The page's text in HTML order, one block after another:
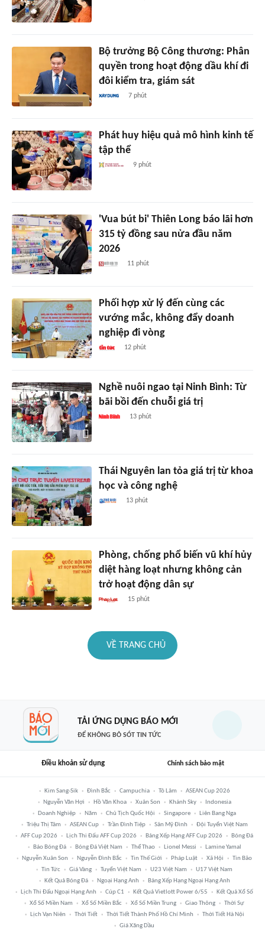
Bộ trưởng Bộ Công thương: Phân
quyền trong hoạt động dầu khí đi
đôi kiểm tra, giám sát
7 phút
Phát huy hiệu quả mô hình kinh tế
tập thể
9 phút
'Vua bút bi' Thiên Long báo lãi hơn
315 tỷ đồng sau nửa đầu năm
2026
11 phút
Phối hợp xử lý đến cùng các
vướng mắc, không đẩy doanh
nghiệp đi vòng
12 phút
Nghề nuôi ngao tại Ninh Bình: Từ
bãi bồi đến chuỗi giá trị
13 phút
Thái Nguyên lan tỏa giá trị từ khoa
học và công nghệ
13 phút
Phòng, chống phổ biến vũ khí hủy
diệt hàng loạt nhưng không cản
trở hoạt động dân sự
15 phút
VỀ TRANG CHỦ
TẢI ỨNG DỤNG BÁO MỚI
ĐỂ KHÔNG BỎ SÓT TIN TỨC
Điều khoản sử dụng Chính sách bảo mật
Kim Sang-Sik Đình Bắc Campuchia Tô Lâm
ASEAN Cup 2026
Nguyễn Văn Hợi
Hồ Văn Khoa Xuân Son Khánh Sky
Indonesia
Doanh Nghiệp
Năm Chủ Tịch Quốc Hội Singapore
Liên Bang Nga
Triệu Thị Tâm
ASEAN Cup Trần Đình Tiệp Sân Mỹ Đình
Đội Tuyển Việt Nam
AFF Cup 2026
Lịch Thi Đấu AFF Cup 2026 Bảng Xếp Hạng AFF Cup 2026
Bóng Đá
Báo Bóng Đá
Bóng Đá Việt Nam Thể Thao Lionel Messi
Lamine Yamal
Nguyễn Xuân Son
Nguyễn Đình Bắc Tin Thế Giới Pháp Luật Xã Hội
Tin Bão
Tin Tức
Giá Vàng Tuyển Việt Nam U23 Việt Nam
U17 Việt Nam
Kết Quả Bóng Đá
Ngoại Hạng Anh
Bảng Xếp Hạng Ngoại Hạng Anh
Lịch Thi Đấu Ngoại Hạng Anh
Cúp C1 Kết Quả Vietlott Power 6/55
Kết Quả Xổ Số
Xổ Số Miền Nam
Xổ Số Miền Bắc Xổ Số Miền Trung Giao Thông
Thời Sự
Lịch Vạn Niên
Thời Tiết Thời Tiết Thành Phố Hồ Chí Minh
Thời Tiết Hà Nội
Giá Xăng Dầu